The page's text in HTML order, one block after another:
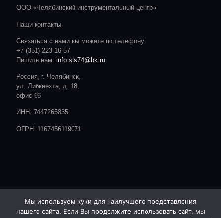
ООО «Челябинский инструментальный центр»
Наши контакты
Связаться с нами вы можете по телефону:
+7 (351) 223-16-57
Пишите нам: info.sts74@bk.ru
Россия, г. Челябинск,
ул. Либкнехта, д. 18,
офис 66
ИНН: 7447265835
ОГРН: 1167456119071
© 2020 CTC. Все права защищены.Сайт разработан студией:
Мы используем куки для наилучшего представления
нашего сайта. Если Вы продолжите использовать сайт, мы